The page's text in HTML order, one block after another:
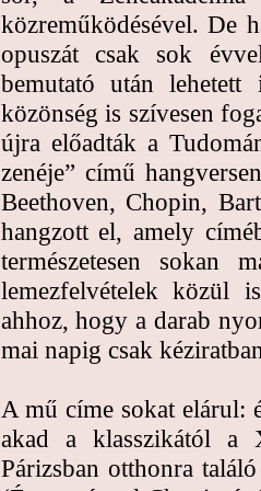
közreműködésével. De
opuszát csak sok
bemutató után
közönség is szívesen
újra előadták a
zenéje” című
Beethoven, Chopin,
hangzott el, amely
természetesen sokan
lemezfelvételek közül
ahhoz, hogy a darab
mai napig csak
A mű címe sokat elárul:
akad a klasszikától a
Párizsban otthonra